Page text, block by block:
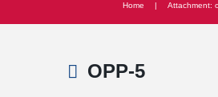
Home Attachment:
OPP-5